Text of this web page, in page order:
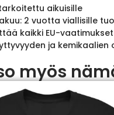
aikuisille
2 vuotta viallisille
kaikki EU-
ja kemikaalien
myös